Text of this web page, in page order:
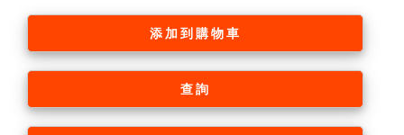
添加到購物車
查詢